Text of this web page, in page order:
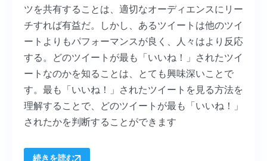
ツを共有することは、適切なオーディエンスにリー
チすれば有益だ。しかし、あるツイートは他のツイ
ートよりもパフォーマンスが良く、人々はより反応
する。どのツイートが最も「いいね！」されたツイ
ートなのかを知ることは、とても興味深いことで
す。最も「いいね！」されたツイートを見る方法を
理解することで、どのツイートが最も「いいね！」
されたかを判断することができます
続きを読む